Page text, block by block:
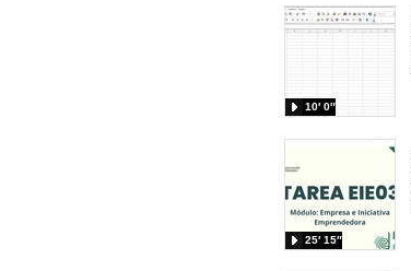
10′ 0″
25′ 15″